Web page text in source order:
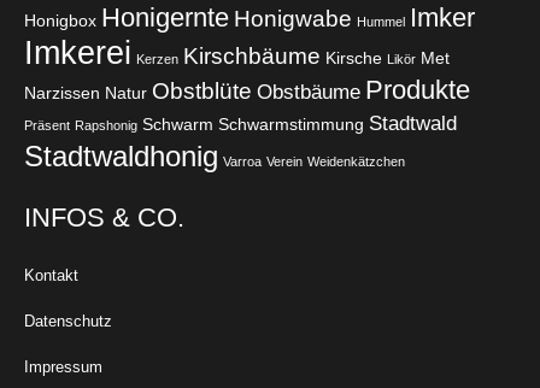
Honigbox Honigernte Honigwabe Hummel Imker
Imkerei Kerzen Kirschbäume Kirsche Likör Met
Narzissen Natur Obstblüte Obstbäume Produkte
Präsent Rapshonig Schwarm Schwarmstimmung Stadtwald
Stadtwaldhonig Varroa Verein Weidenkätzchen
INFOS & CO.
Kontakt
Datenschutz
Impressum